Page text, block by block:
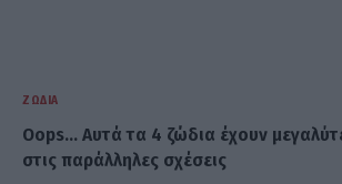
ΖΏΔΙΑ
Oops… Αυτά τα 4 ζώδια έχουν
στις παράλληλες σχέσεις